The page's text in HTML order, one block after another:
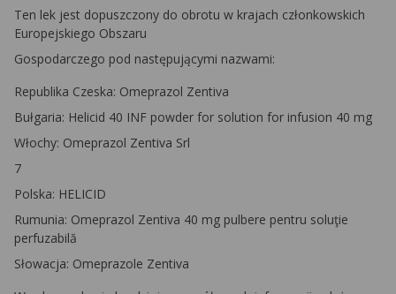
Ten lek jest dopuszczony do obrotu w krajach członkowskich
Europejskiego Obszaru
Gospodarczego pod następującymi nazwami:
Republika Czeska: Omeprazol Zentiva
Bułgaria: Helicid 40 INF powder for solution for infusion 40 mg
Włochy: Omeprazol Zentiva Srl
7
Polska: HELICID
Rumunia: Omeprazol Zentiva 40 mg pulbere pentru soluţie
perfuzabilă
Słowacja: Omeprazole Zentiva